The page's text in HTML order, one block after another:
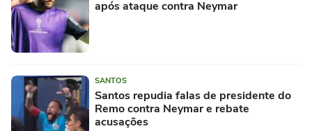
após ataque contra Neymar
SANTOS
Santos repudia falas de presidente do
Remo contra Neymar e rebate
acusações